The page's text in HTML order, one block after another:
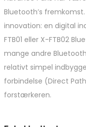
Bluetooth’s
innovation: en digital
FTB01 eller X-FTB02
mange andre
relativt simpel
forbindelse (Direct
forstærkeren.